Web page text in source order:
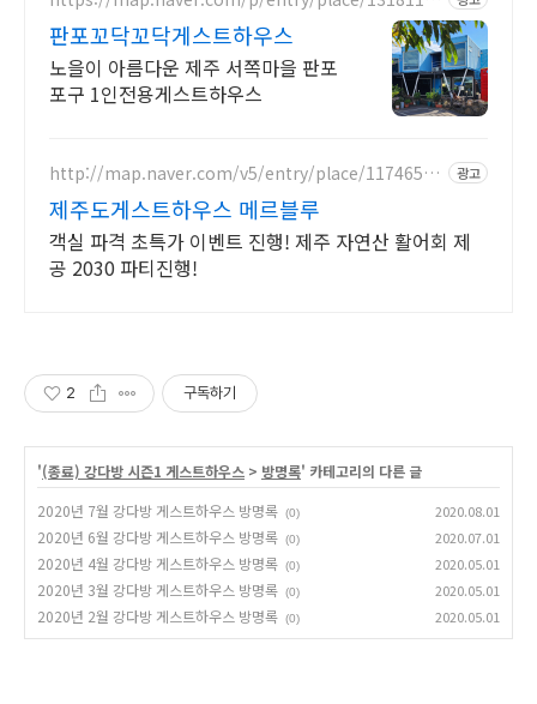
판포꼬닥꼬닥게스트하우스
노을이 아름다운 제주 서쪽마을 판포
포구 1인전용게스트하우스
http://map.naver.com/v5/entry/place/11746515
광고
제주도게스트하우스 메르블루
객실 파격 초특가 이벤트 진행! 제주 자연산 활어회 제
공 2030 파티진행!
2 구독하기
'(종료) 강다방 시즌1 게스트하우스 > 방명록' 카테고리의 다른 글
2020년 7월 강다방 게스트하우스 방명록 (0) 2020.08.01
2020년 6월 강다방 게스트하우스 방명록 (0) 2020.07.01
2020년 4월 강다방 게스트하우스 방명록 (0) 2020.05.01
2020년 3월 강다방 게스트하우스 방명록 (0) 2020.05.01
2020년 2월 강다방 게스트하우스 방명록 (0) 2020.05.01